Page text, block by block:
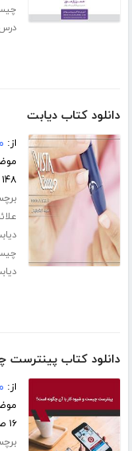
دانلود کتاب دیابت
از:
۱۴۸ صفحه
دانلود کتاب
از:
۱۶ صفحه